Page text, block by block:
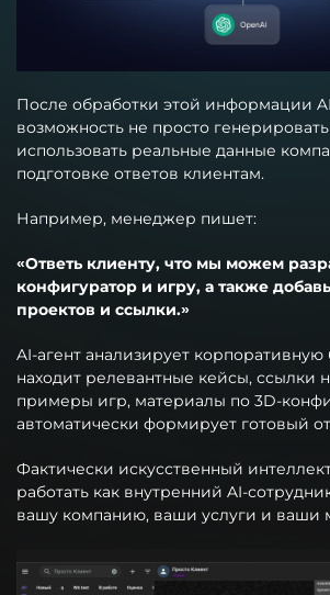
После обработки этой информации
возможность не просто генерировать
использовать реальные данные
подготовке ответов клиентам.
Например, менеджер пишет:
«Ответь клиенту, что мы можем
конфигуратор и игру, а также
проектов и ссылки.»
AI-агент анализирует корпоративную
находит релевантные кейсы, ссылки
примеры игр, материалы по 3D-
автоматически формирует готовый
Фактически искусственный
работать как внутренний AI-
вашу компанию, ваши услуги и ваши